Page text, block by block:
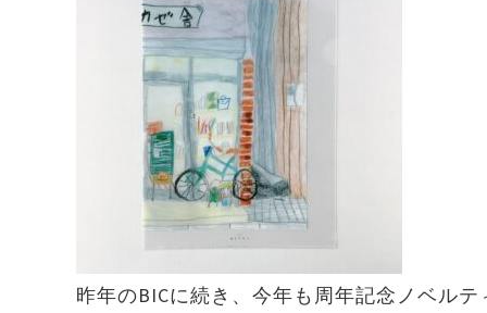
昨年のBICに続き、今年も周年記念ノベル